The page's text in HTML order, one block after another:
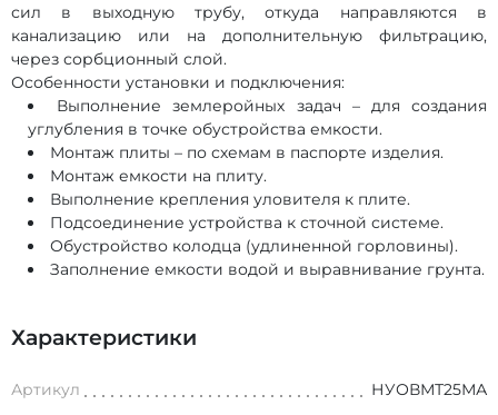
сил в выходную трубу, откуда направляются в
канализацию или на дополнительную фильтрацию,
через сорбционный слой.
Особенности установки и подключения:
Выполнение землеройных задач – для создания
углубления в точке обустройства емкости.
Монтаж плиты – по схемам в паспорте изделия.
Монтаж емкости на плиту.
Выполнение крепления уловителя к плите.
Подсоединение устройства к сточной системе.
Обустройство колодца (удлиненной горловины).
Заполнение емкости водой и выравнивание грунта.
Характеристики
Артикул
НУОВМТ25МА